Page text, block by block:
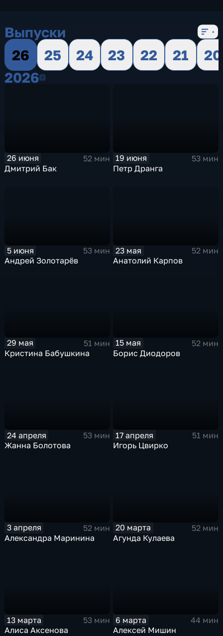
Выпуски
26
25 24 23 22 21
20
20262026
26 июня
52 мин
Дмитрий Бак
19 июня
53 мин
Петр Дранга
5 июня
53 мин
Андрей Золотарёв
23 мая
52 мин
Анатолий Карпов
29 мая
51 мин
Кристина Бабушкина
15 мая
52 мин
Борис Диодоров
24 апреля
53 мин
Жанна Болотова
17 апреля
51 мин
Игорь Цвирко
3 апреля
52 мин
Александра Маринина
20 марта
52 мин
Агунда Кулаева
13 марта
53 мин
Алиса Аксенова
6 марта
44 мин
Алексей Мишин